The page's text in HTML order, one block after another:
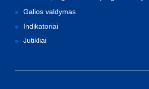
Galios valdymas
Indikatoriai
Jutikliai